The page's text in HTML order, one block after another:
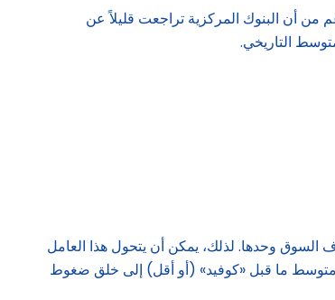
من أن البنوك المركزية تراجعت قليلاً عن
السوق وحدها. لذلك، يمكن أن يتحول هذا العامل
تقع عند متوسط ما قبل «كوفيد» (أو أقل) إلى خلق ضغوط